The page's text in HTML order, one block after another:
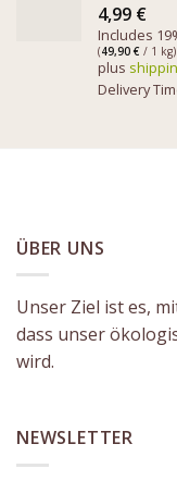
4,99 €
Includes
(49,90 € / 1 kg)
plus
Delivery
ÜBER UNS
Unser Ziel ist es,
dass unser
wird.
NEWSLETTER